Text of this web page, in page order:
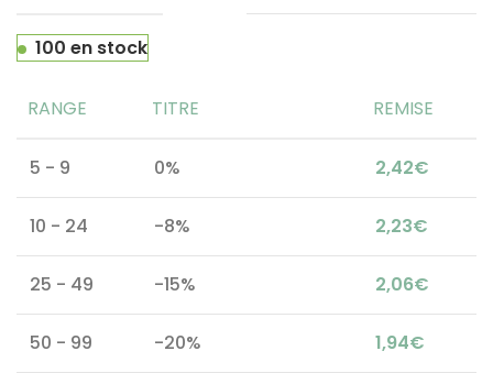
100 en stock
RANGE TITRE REMISE
5 - 9 0% 2,42€
10 - 24 -8% 2,23€
25 - 49 -15% 2,06€
50 - 99 -20% 1,94€